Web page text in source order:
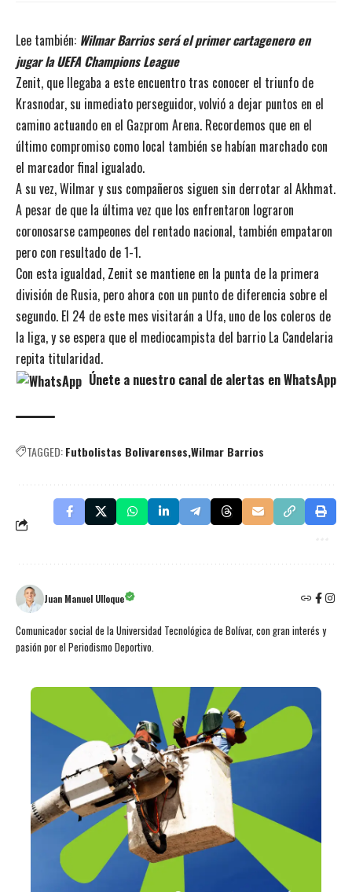
Lee también: Wilmar Barrios será el primer cartagenero en
jugar la UEFA Champions League
Zenit, que llegaba a este encuentro tras conocer el triunfo de
Krasnodar, su inmediato perseguidor, volvió a dejar puntos en el
camino actuando en el Gazprom Arena. Recordemos que en el
último compromiso como local también se habían marchado con
el marcador final igualado.
A su vez, Wilmar y sus compañeros siguen sin derrotar al Akhmat.
A pesar de que la última vez que los enfrentaron lograron
coronosarse campeones del rentado nacional, también empataron
pero con resultado de 1-1.
Con esta igualdad, Zenit se mantiene en la punta de la primera
división de Rusia, pero ahora con un punto de diferencia sobre el
segundo. El 24 de este mes visitarán a Ufa, uno de los coleros de
la liga, y se espera que el mediocampista del barrio La Candelaria
repita titularidad.
Únete a nuestro canal de alertas en WhatsApp
TAGGED:Futbolistas Bolivarenses Wilmar Barrios
Juan Manuel Ulloque
Comunicador social de la Universidad Tecnológica de Bolívar, con gran interés y
pasión por el Periodismo Deportivo.